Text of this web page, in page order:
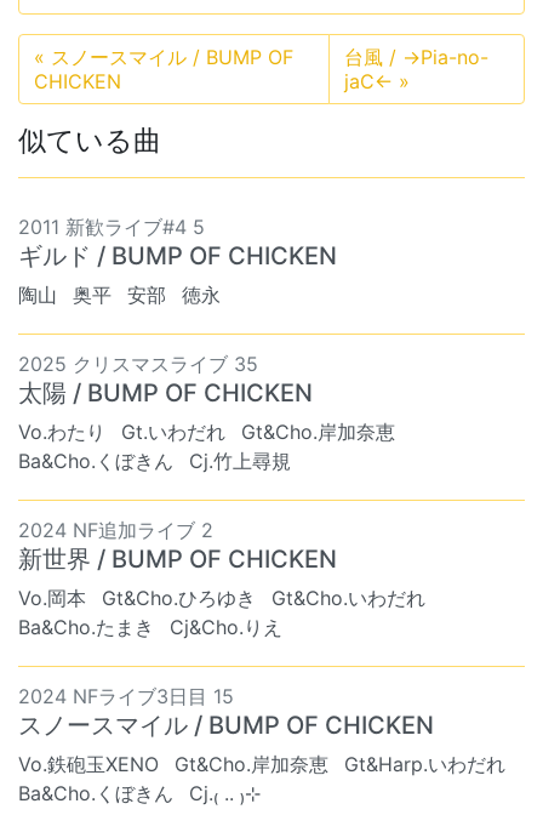
« スノースマイル / BUMP OF
CHICKEN
台風 / →Pia-no-
jaC← »
似ている曲
2011 新歓ライブ#4 5
ギルド / BUMP OF CHICKEN
陶山 奥平 安部 徳永
2025 クリスマスライブ 35
太陽 / BUMP OF CHICKEN
Vo.わたり Gt.いわだれ
Gt&Cho.岸加奈恵
Ba&Cho.くぼきん
Cj.竹上尋規
2024 NF追加ライブ 2
新世界 / BUMP OF CHICKEN
Vo.岡本 Gt&Cho.ひろゆき
Gt&Cho.いわだれ
Ba&Cho.たまき
Cj&Cho.りえ
2024 NFライブ3日目 15
スノースマイル / BUMP OF CHICKEN
Vo.鉄砲玉XENO Gt&Cho.岸加奈恵
Gt&Harp.いわだれ
Ba&Cho.くぼきん
Cj.₍ .. ₎⊹